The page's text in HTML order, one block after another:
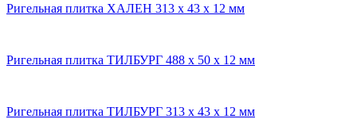
Ригельная плитка ХАЛЕН 313 x 43 x 12 мм
Ригельная плитка ТИЛБУРГ 488 x 50 x 12 мм
Ригельная плитка ТИЛБУРГ 313 x 43 x 12 мм